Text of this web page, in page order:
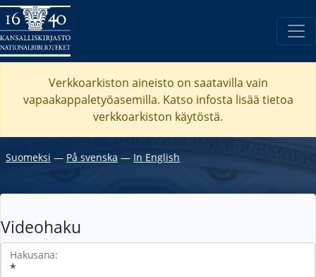
Verkkoarkiston aineisto on saatavilla vain
vapaakappaletyöasemilla. Katso infosta lisää tietoa
verkkoarkiston käytöstä.
Suomeksi ― På svenska ― In English
Videohaku
Hakusana: